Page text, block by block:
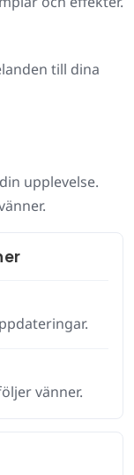
till dina
upplevelse.
vänner.